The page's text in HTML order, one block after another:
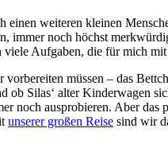
weiteren kleinen
immer noch höchst
viele Aufgaben, die für mich
müssen – das
ob Silas‘ alter Kinderwagen
noch ausprobieren. Aber
unserer großen Reise sind wir